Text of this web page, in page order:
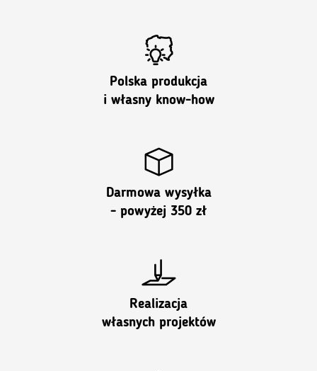
Polska produkcja
i własny know-how
Darmowa wysyłka
- powyżej 350 zł
Realizacja
własnych projektów